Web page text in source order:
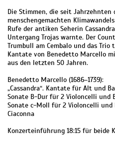
Die Stimmen, die seit Jahrzehnten
menschengemachten
Rufe der antiken Seherin
Untergang Trojas warnte. Der
Trumbull am Cembalo und das
Kantate von Benedetto Marcello
aus den letzten 50 Jahren.
Benedetto Marcello (1686–1739):
„Cassandra“. Kantate für Alt und
Sonate B-Dur für 2 Violoncelli und
Sonate c-Moll für 2 Violoncelli und
Ciaconna
Konzerteinführung 18:15 für beide